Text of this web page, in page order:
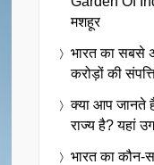
मशहूर
भारत का सबसे
करोड़ों की
क्या आप जानते
राज्य है? यहां
भारत का कौन-